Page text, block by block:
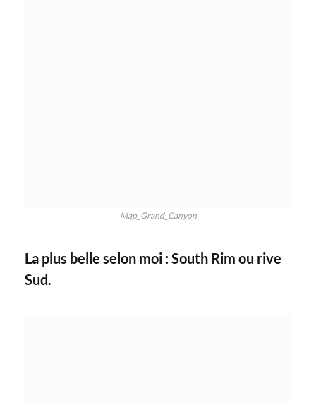
Map_Grand_Canyon
La plus belle selon moi : South Rim ou rive
Sud.